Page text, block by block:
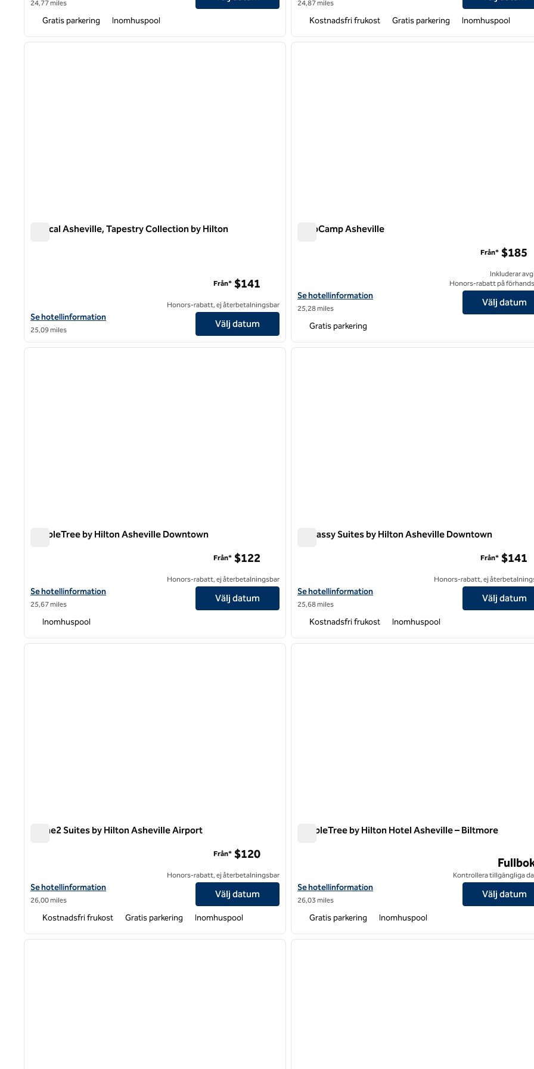
24,77 miles
Gratis parkering Inomhuspool
24,87 miles
Kostnadsfri frukost Gratis parkering Inomhuspool
1 av 12
nästa bild
Radical Asheville, Tapestry Collection by Hilton
Visa hotelluppgifter för The Radical Asheville, Tapestry Collection by Hilton
Se hotellinformation
25,09 miles
Från* $141
Honors-rabatt, ej återbetalningsbar
Välj datum
1 av 12
AutoCamp Asheville
Visa hotelluppgifter för AutoCamp Asheville
Se hotellinformation
25,28 miles
Från* $185
Inkluderar
Honors-rabatt på
Välj datum
Gratis parkering
1/12
1 av 12
nästa bild
DoubleTree by Hilton Asheville Downtown
Visa hotelluppgifter för DoubleTree by Hilton Asheville Downtown
Se hotellinformation
25,67 miles
Från* $122
Honors-rabatt, ej återbetalningsbar
Välj datum
Inomhuspool
1 av 12
Embassy Suites by Hilton Asheville Downtown
Visa hotelluppgifter för Embassy Suites by Hilton Asheville
Se hotellinformation
25,68 miles
Från* $141
Honors-rabatt, ej
Välj datum
Kostnadsfri frukost Inomhuspool
1 av 12
nästa bild
Home2 Suites by Hilton Asheville Airport
Visa hotelluppgifter för Home2 Suites by Hilton Asheville Airport
Se hotellinformation
26,00 miles
Från* $120
Honors-rabatt, ej återbetalningsbar
Välj datum
Kostnadsfri frukost Gratis parkering Inomhuspool
1 av 12
DoubleTree by Hilton Hotel Asheville – Biltmore
Visa hotelluppgifter för DoubleTree by Hilton Hotel Asheville –
Se hotellinformation
26,03 miles
Kontrollera tillgängliga
Välj datum
Gratis parkering Inomhuspool
1 av 12
nästa bild1 av 12